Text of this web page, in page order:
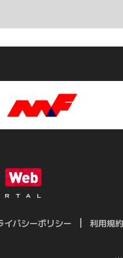
イバシーポリシー 利用規約